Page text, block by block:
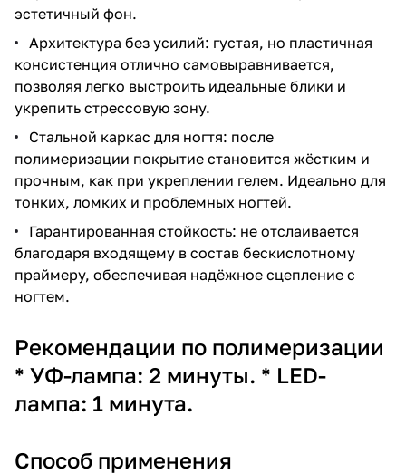
эстетичный фон.
Архитектура без усилий: густая, но пластичная
консистенция отлично самовыравнивается,
позволяя легко выстроить идеальные блики и
укрепить стрессовую зону.
Стальной каркас для ногтя: после
полимеризации покрытие становится жёстким и
прочным, как при укреплении гелем. Идеально для
тонких, ломких и проблемных ногтей.
Гарантированная стойкость: не отслаивается
благодаря входящему в состав бескислотному
праймеру, обеспечивая надёжное сцепление с
ногтем.
Рекомендации по полимеризации
* УФ-лампа: 2 минуты. * LED-
лампа: 1 минута.
Способ применения